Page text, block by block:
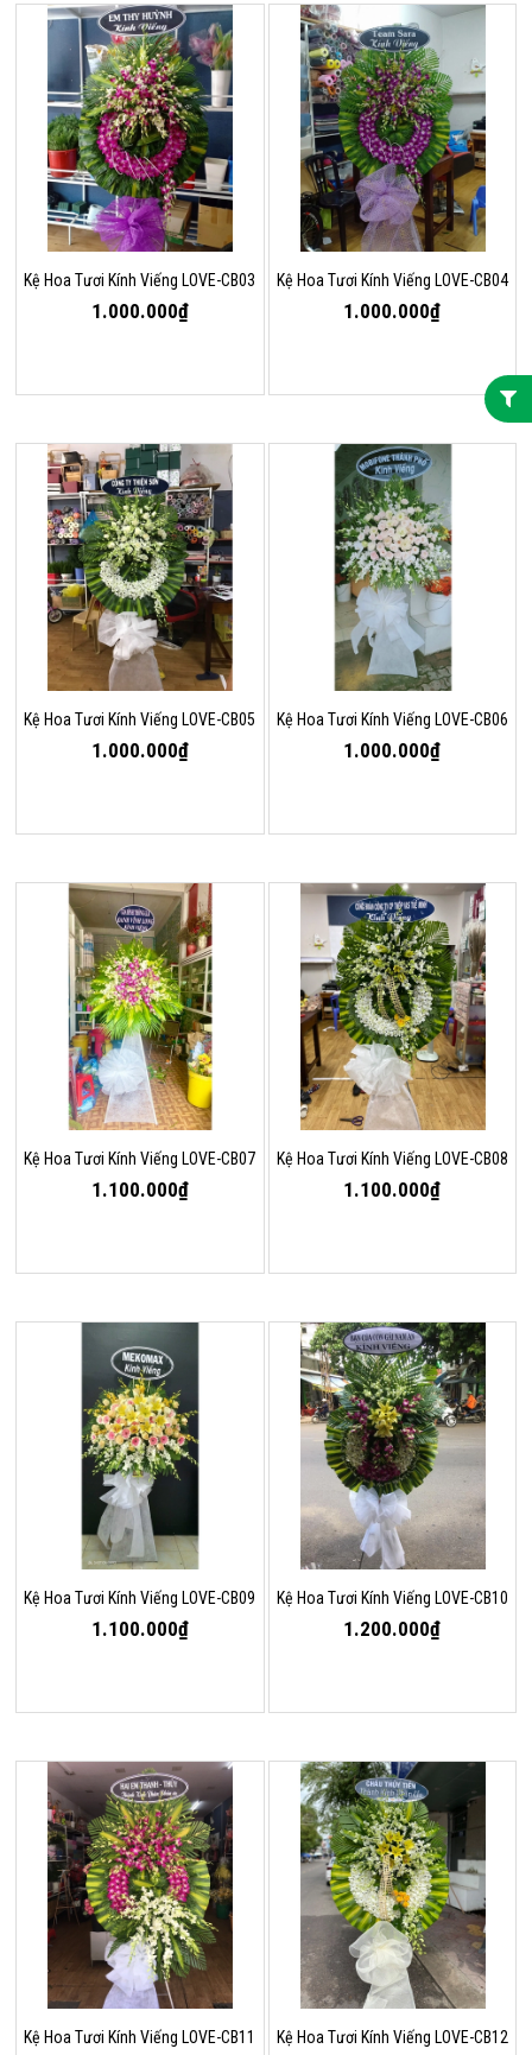
Kệ Hoa Tươi Kính Viếng LOVE-CB03
1.000.000₫
Kệ Hoa Tươi Kính Viếng LOVE-CB04
1.000.000₫
Kệ Hoa Tươi Kính Viếng LOVE-CB05
1.000.000₫
Kệ Hoa Tươi Kính Viếng LOVE-CB06
1.000.000₫
Kệ Hoa Tươi Kính Viếng LOVE-CB07
1.100.000₫
Kệ Hoa Tươi Kính Viếng LOVE-CB08
1.100.000₫
Kệ Hoa Tươi Kính Viếng LOVE-CB09
1.100.000₫
Kệ Hoa Tươi Kính Viếng LOVE-CB10
1.200.000₫
Kệ Hoa Tươi Kính Viếng LOVE-CB11 Kệ Hoa Tươi Kính Viếng LOVE-CB12